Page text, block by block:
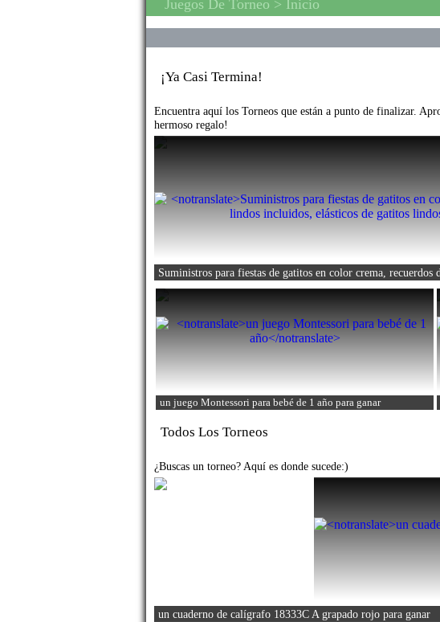
Juegos De Torneo > Inicio
¡Ya Casi Termina!
Encuentra aquí los Torneos que están a punto de finalizar.
hermoso regalo!
un juego Montessori para bebé de 1 año para ganar
Todos Los Torneos
¿Buscas un torneo? Aquí es donde sucede:)
un cuaderno de calígrafo 18333C A grapado rojo para ganar